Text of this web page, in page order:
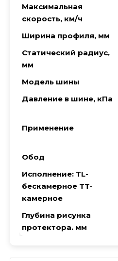
Максимальная
скорость, км/ч
Ширина профиля, мм
Статический радиус,
мм
Модель шины
Давление в шине, кПа
Применение
Обод
Исполнение: TL-
бескамерное TT-
камерное
Глубина рисунка
протектора. мм